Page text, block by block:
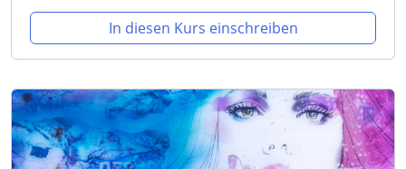
In diesen Kurs einschreiben